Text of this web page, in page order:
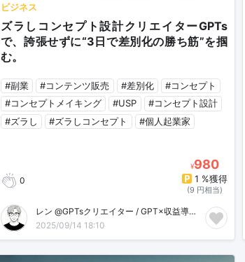
ビジネス
ズラしコンセプト設計クリエイターGPTs
で、誇張せずに“3日で差別化の勝ち筋”を掴
む。
#副業 #コンテンツ販売 #差別化
#コンセプト
#コンセプトメイキング
#USP
#コンセプト設計
#ズラし
#ズラしコンセプト #個人起業家
0
¥980
1 %獲得
(9 円相当)
レン @GPTsクリエイター / GPT×収益導線の錬金術師
2025/09/14 18:10